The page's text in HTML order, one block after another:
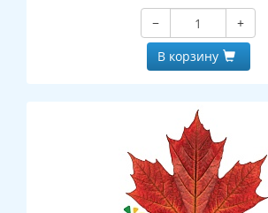
−
+
В корзину